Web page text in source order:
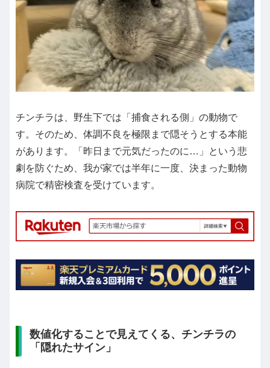
チンチラは、野生下では「捕食される側」の動物で
す。そのため、体調不良を極限まで隠そうとする本能
があります。「昨日まで元気だったのに…」という悲
劇を防ぐため、我が家では半年に一度、決まった動物
病院で精密検査を受けています。
数値化することで見えてくる、チンチラの
「隠れたサイン」